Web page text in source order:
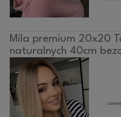
Mila premium 20x20
naturalnych 40cm